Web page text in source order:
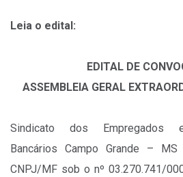
Leia o edital:
EDITAL DE
ASSEMBLEIA GERAL
Sindicato dos Empregados
Bancários Campo Grande –
CNPJ/MF sob o nº 03.270.741/